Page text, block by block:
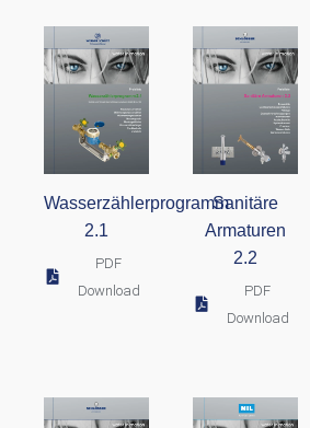
Wasserzählerprogramm
2.1
PDF
Download
Sanitäre
Armaturen
2.2
PDF
Download